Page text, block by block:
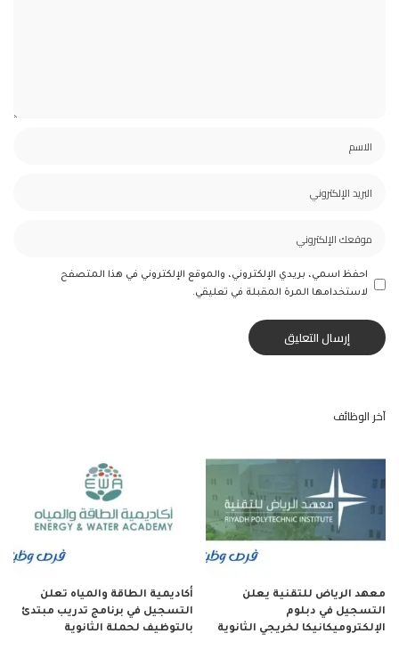
احفظ اسمي، بريدي الإلكتروني، والموقع الإلكتروني في هذا المتصفح
لاستخدامها المرة المقبلة في تعليقي.
آخر الوظائف
معهد الرياض للتقنية يعلن
التسجيل في دبلوم
الإلكتروميكانيكا لخريجي الثانوية
أكاديمية الطاقة والمياه تعلن
التسجيل في برنامج تدريب مبتدئ
بالتوظيف لحملة الثانوية